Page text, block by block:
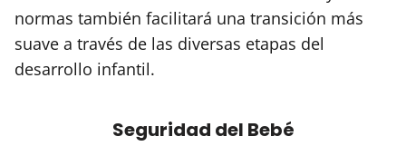
normas también facilitará una transición más
suave a través de las diversas etapas del
desarrollo infantil.
Seguridad del Bebé